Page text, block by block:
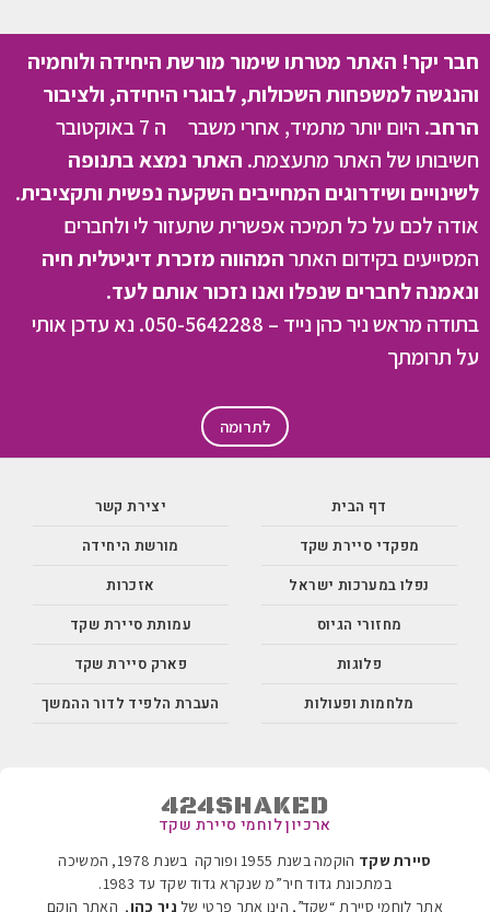
חבר יקר! האתר מטרתו שימור מורשת היחידה ולוחמיה
והנגשה למשפחות השכולות, לבוגרי היחידה, ולציבור
הרחב.
היום יותר מתמיד, אחרי משבר ה 7 באוקטובר
חשיבותו של האתר מתעצמת. האתר נמצא בתנופה
לשינויים ושידרוגים המחייבים השקעה נפשית ותקציבית.
אודה לכם על כל תמיכה אפשרית שתעזור לי ולחברים
המסייעים בקידום האתרהמהווה מזכרת דיגיטלית חיה
ונאמנה לחברים שנפלו ואנו נזכור אותם לעד.
בתודה מראש ניר כהן נייד – 050-5642288. נא עדכן אותי
על תרומתך
לתרומה
דף הבית
מפקדי סיירת שקד
נפלו במערכות ישראל
מחזורי הגיוס
פלוגות
מלחמות ופעולות
יצירת קשר
מורשת היחידה
אזכרות
עמותת סיירת שקד
פארק סיירת שקד
העברת הלפיד לדור ההמשך
424SHAKED
ארכיון לוחמי סיירת שקד
סיירת שקד
הוקמה בשנת 1955 ופורקה בשנת 1978, המשיכה
במתכונת גדוד חיר”מ שנקרא גדוד שקד עד 1983
.
אתר לוחמי סיירת “שקד”, הינו אתר פרטי של ניר כהן, האתר הוקם